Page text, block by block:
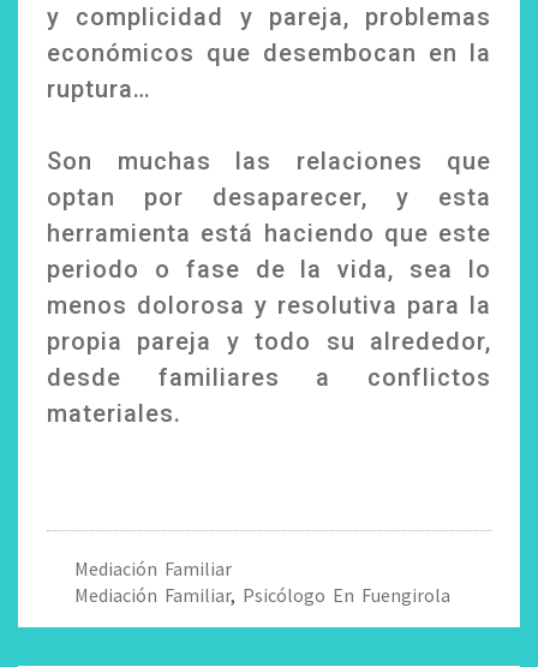
y complicidad y pareja, problemas
económicos que desembocan en la
ruptura…
Son muchas las relaciones que
optan por desaparecer, y esta
herramienta está haciendo que este
periodo o fase de la vida, sea lo
menos dolorosa y resolutiva para la
propia pareja y todo su alrededor,
desde familiares a conflictos
materiales.
Mediación Familiar
Mediación Familiar, Psicólogo En Fuengirola